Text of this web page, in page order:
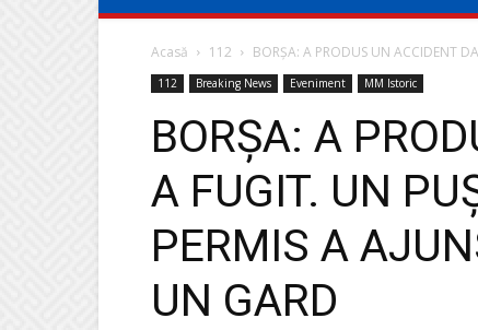
Acasă 112 BORȘA: A PRODUS UN ACCIDENT
112 Breaking News Eveniment MM Istoric
BORȘA: A
A FUGIT. UN
PERMIS A
UN GARD